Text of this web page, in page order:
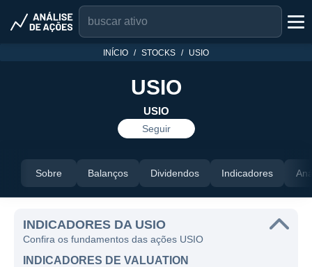
INÍCIO STOCKS USIO
USIO
USIO
Seguir
Sobre Balanços Dividendos Indicadores
INDICADORES DA USIO
Confira os fundamentos das ações USIO
INDICADORES DE VALUATION